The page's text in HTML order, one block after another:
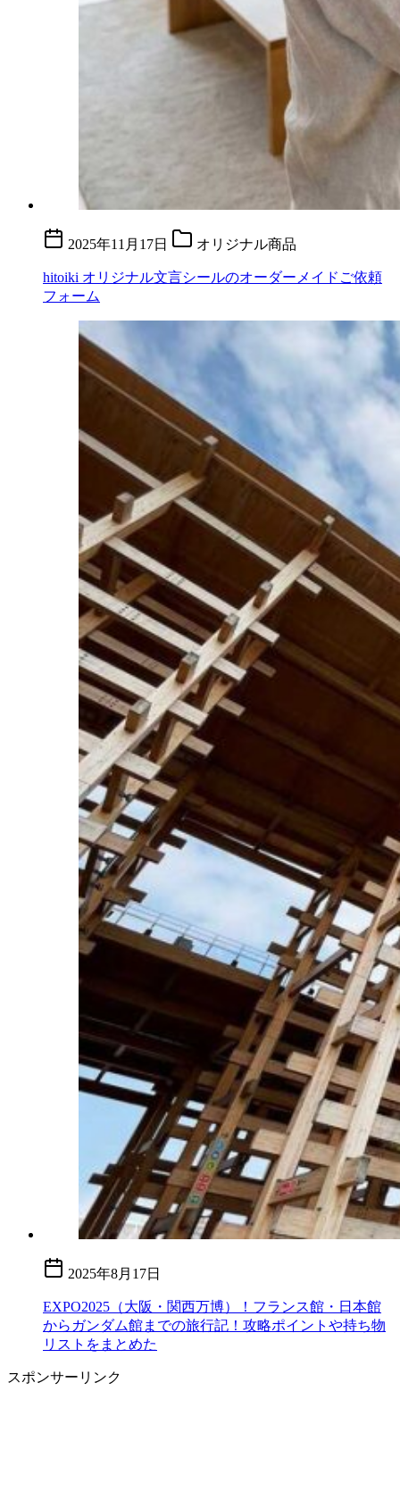
2025年11月17日 オリジナル商品
hitoiki オリジナル文言シールのオーダーメイドご依頼
フォーム
2025年8月17日
EXPO2025（大阪・関西万博）！フランス館・日本館
からガンダム館までの旅行記！攻略ポイントや持ち物
リストをまとめた
スポンサーリンク